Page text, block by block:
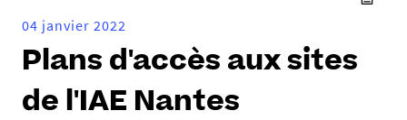
04 janvier 2022
Plans d'accès aux sites
de l'IAE Nantes